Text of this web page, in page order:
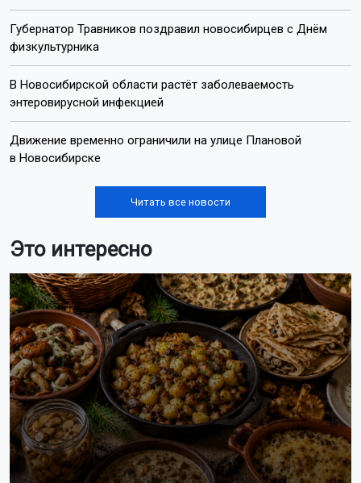
Губернатор Травников поздравил новосибирцев с Днём
физкультурника
В Новосибирской области растёт заболеваемость
энтеровирусной инфекцией
Движение временно ограничили на улице Плановой
в Новосибирске
Читать все новости
Это интересно